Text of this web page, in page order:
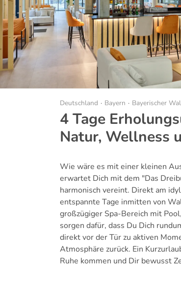
& Ausstattung Bilder
Deutschland Bayern Bayerischer
4 Tage
Natur, Wellness
Wie wäre es mit einer kleinen
erwartet Dich mit dem "Das
harmonisch vereint. Direkt am
entspannte Tage inmitten von
großzügiger Spa-Bereich mit
sorgen dafür, dass Du Dich
direkt vor der Tür zu aktiven
Atmosphäre zurück. Ein
Ruhe kommen und Dir bewusst